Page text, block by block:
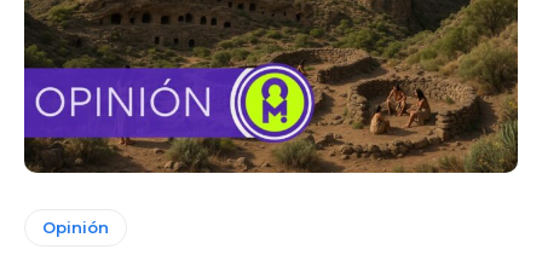
Opinión